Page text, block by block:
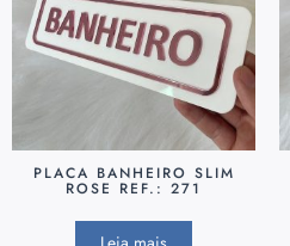
PLACA BANHEIRO SLIM
ROSE REF.: 271